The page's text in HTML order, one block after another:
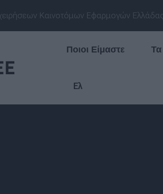
Καινοτόμων Εφαρμογών
Ποιοι Είμαστε
Ελ